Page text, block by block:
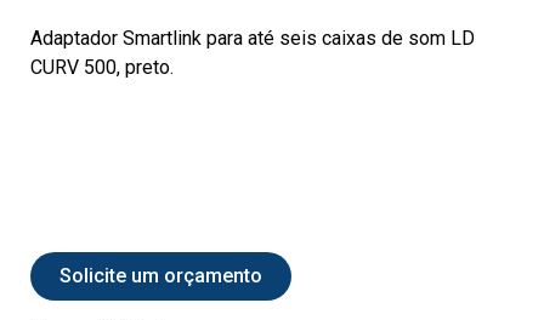
Adaptador Smartlink para até seis caixas de som LD
CURV 500, preto.
Solicite um orçamento